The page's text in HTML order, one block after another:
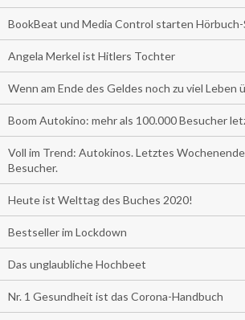
BookBeat und Media Control starten
Angela Merkel ist Hitlers Tochter
Wenn am Ende des Geldes noch zu viel Leben
Boom Autokino: mehr als 100.000 Besucher
Voll im Trend: Autokinos. Letztes
Besucher.
Heute ist Welttag des Buches 2020!
Bestseller im Lockdown
Das unglaubliche Hochbeet
Nr. 1 Gesundheit ist das Corona-Handbuch